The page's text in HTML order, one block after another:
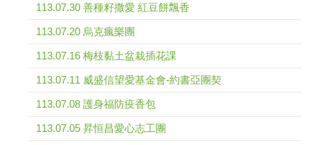
113.07.30 善種籽撒愛 紅豆餅飄香
113.07.20 烏克瘋樂團
113.07.16 梅枝黏土盆栽插花課
113.07.11 威盛信望愛基金會-約書亞團契
113.07.08 護身福防疫香包
113.07.05 昇恒昌愛心志工團